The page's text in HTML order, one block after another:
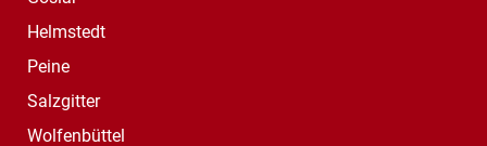
Helmstedt
Peine
Salzgitter
Wolfenbüttel